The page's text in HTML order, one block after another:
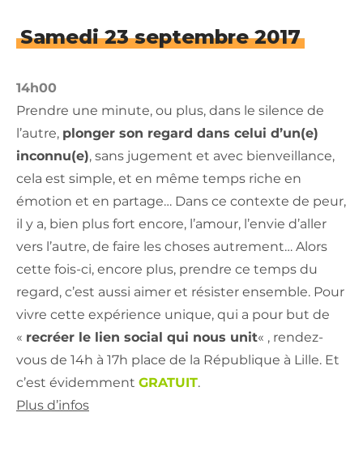
Samedi 23 septembre 2017
14h00
Prendre une minute, ou plus, dans le silence de
l’autre, plonger son regard dans celui d’un(e)
inconnu(e), sans jugement et avec bienveillance,
cela est simple, et en même temps riche en
émotion et en partage… Dans ce contexte de peur,
il y a, bien plus fort encore, l’amour, l’envie d’aller
vers l’autre, de faire les choses autrement… Alors
cette fois-ci, encore plus, prendre ce temps du
regard, c’est aussi aimer et résister ensemble. Pour
vivre cette expérience unique, qui a pour but de
« recréer le lien social qui nous unit« , rendez-
vous de 14h à 17h place de la République à Lille. Et
c’est évidemment GRATUIT.
Plus d’infos